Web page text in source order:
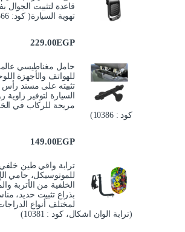
قاعدة لتثبيت الجوال
تهوية السيارة( كود: 3866)
229.00EGP
حامل مغناطيسي
للهواتف والأجهزة
تثبيته على مسند
السيارة لتوفير زاوية
مريحة للركاب في
كود : 10386)
149.00EGP
ترابة واقي طين خلفي
للموتوسيكل، حامي
الخلفية من الأتربة
بذراع تثبيت حديد،
لمختلف أنواع
(ترابة الوان اشكال، كود : 10381)